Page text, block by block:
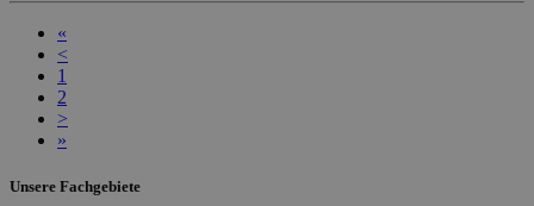
«
<
1
2
>
»
Unsere Fachgebiete